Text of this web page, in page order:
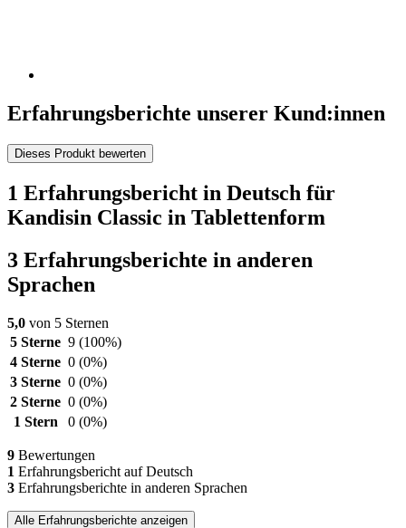
Erfahrungsberichte unserer Kund:innen
Dieses Produkt bewerten
1 Erfahrungsbericht in Deutsch für
Kandisin Classic in Tablettenform
3 Erfahrungsberichte in anderen
Sprachen
5,0 von 5 Sternen
5 Sterne 9 (100%)
4 Sterne 0 (0%)
3 Sterne 0 (0%)
2 Sterne 0 (0%)
1 Stern
0 (0%)
9 Bewertungen
1 Erfahrungsbericht auf Deutsch
3 Erfahrungsberichte in anderen Sprachen
Alle Erfahrungsberichte anzeigen